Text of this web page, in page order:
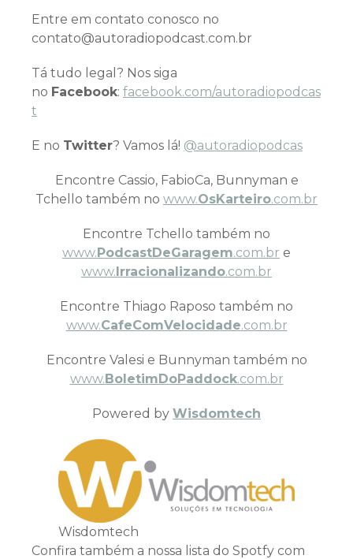
Entre em contato conosco no
contato@autoradiopodcast.com.br
Tá tudo legal? Nos siga
no Facebook: facebook.com/autoradiopodcas
t
E no Twitter? Vamos lá! @autoradiopodcas
Encontre Cassio, FabioCa, Bunnyman e
Tchello também no www.OsKarteiro.com.br
Encontre Tchello também no
www.PodcastDeGaragem.com.br e
www.Irracionalizando.com.br
Encontre Thiago Raposo também no
www.CafeComVelocidade.com.br
Encontre Valesi e Bunnyman também no
www.BoletimDoPaddock.com.br
Powered by Wisdomtech
Wisdomtech
Confira também a nossa lista do Spotfy com